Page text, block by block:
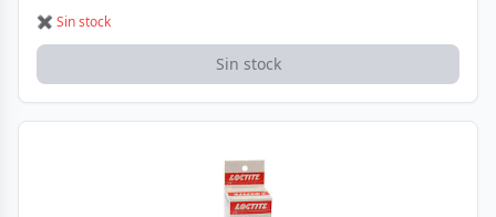
✖ Sin stock
Sin stock